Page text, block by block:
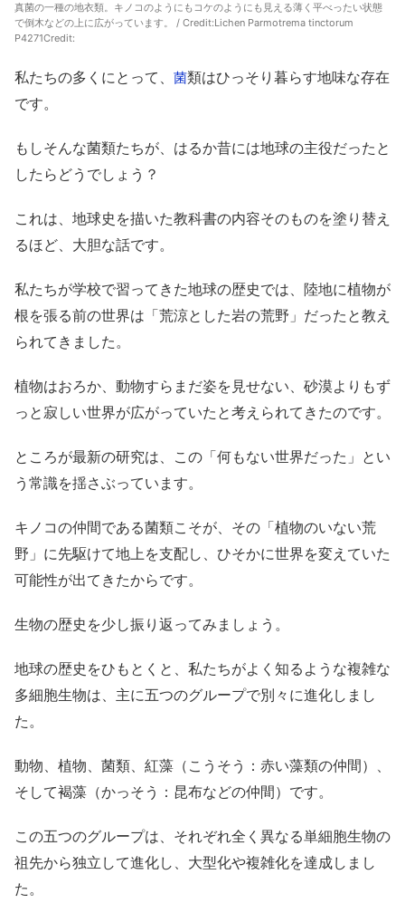
真菌の一種の地衣類。キノコのようにもコケのようにも見える薄く平べったい状態
で倒木などの上に広がっています。 / Credit:Lichen Parmotrema tinctorum
P4271Credit:
私たちの多くにとって、 菌類はひっそり暮らす地味な存在
です。
もしそんな菌類たちが、はるか昔には地球の主役だったと
したらどうでしょう？
これは、地球史を描いた教科書の内容そのものを塗り替え
るほど、大胆な話です。
私たちが学校で習ってきた地球の歴史では、陸地に植物が
根を張る前の世界は「荒涼とした岩の荒野」だったと教え
られてきました。
植物はおろか、動物すらまだ姿を見せない、砂漠よりもず
っと寂しい世界が広がっていたと考えられてきたのです。
ところが最新の研究は、この「何もない世界だった」とい
う常識を揺さぶっています。
キノコの仲間である菌類こそが、その「植物のいない荒
野」に先駆けて地上を支配し、ひそかに世界を変えていた
可能性が出てきたからです。
生物の歴史を少し振り返ってみましょう。
地球の歴史をひもとくと、私たちがよく知るような複雑な
多細胞生物は、主に五つのグループで別々に進化しまし
た。
動物、植物、菌類、紅藻（こうそう：赤い藻類の仲間）、
そして褐藻（かっそう：昆布などの仲間）です。
この五つのグループは、それぞれ全く異なる単細胞生物の
祖先から独立して進化し、大型化や複雑化を達成しまし
た。